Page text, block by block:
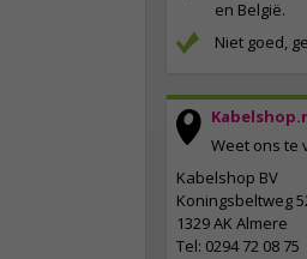
en België.
Niet goed,
Weet ons te
Kabelshop BV
Koningsbeltweg
1329 AK Almere
Tel: 0294 72 08 75